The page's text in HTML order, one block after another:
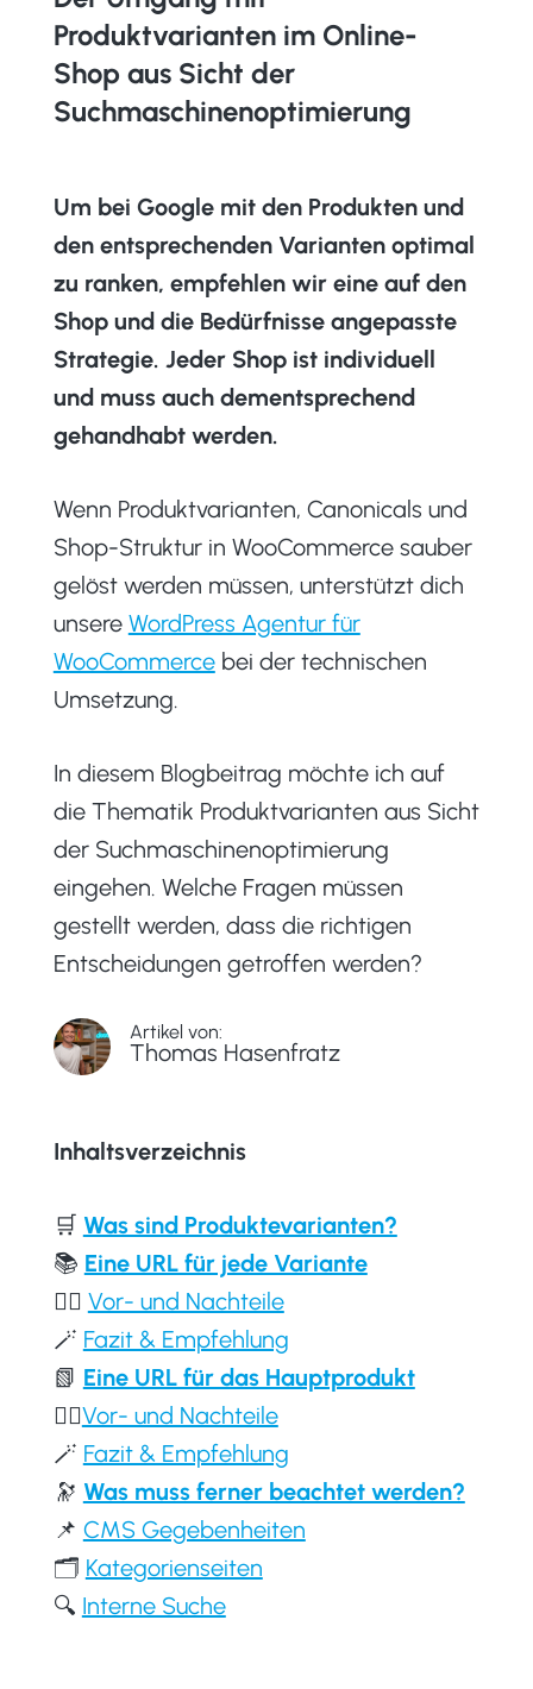
Produktvarianten im Online-
Shop aus Sicht der
Suchmaschinenoptimierung
Um bei Google mit den Produkten und
den entsprechenden Varianten optimal
zu ranken, empfehlen wir eine auf den
Shop und die Bedürfnisse angepasste
Strategie. Jeder Shop ist individuell
und muss auch dementsprechend
gehandhabt werden.
Wenn Produktvarianten, Canonicals und
Shop-Struktur in WooCommerce sauber
gelöst werden müssen, unterstützt dich
unsere WordPress Agentur für
WooCommercebei der technischen
Umsetzung.
In diesem Blogbeitrag möchte ich auf
die Thematik Produktvarianten aus Sicht
der Suchmaschinenoptimierung
eingehen. Welche Fragen müssen
gestellt werden, dass die richtigen
Entscheidungen getroffen werden?
Artikel von:
Thomas Hasenfratz
Inhaltsverzeichnis
🛒 Was sind Produktevarianten?
📚 Eine URL für jede Variante
👍🏻 Vor- und Nachteile
🪄 Fazit & Empfehlung
📗 Eine URL für das Hauptprodukt
👍🏻Vor- und Nachteile
🪄 Fazit & Empfehlung
🔭 Was muss ferner beachtet werden?
📌 CMS Gegebenheiten
🗂️ Kategorienseiten
🔍 Interne Suche